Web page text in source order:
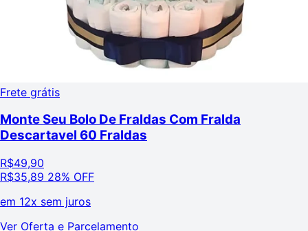
Frete grátis
Monte Seu Bolo De Fraldas Com Fralda
Descartavel 60 Fraldas
R$49,90
R$35,89 28% OFF
em 12x sem juros
Ver Oferta e Parcelamento